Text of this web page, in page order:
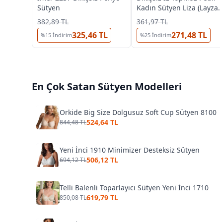
Sütyen
382,89 TL
%15 İndirim325,46 TL
Kadın Sütyen Liza (Layza)
18001
361,97 TL
%25 İndirim271,48 TL
En Çok Satan Sütyen Modelleri
Orkide Big Size Dolgusuz Soft Cup Sütyen 8100
844,48 TL524,64 TL
Yeni İnci 1910 Minimizer Desteksiz Sütyen
694,12 TL506,12 TL
Telli Balenli Toparlayıcı Sütyen Yeni İnci 1710
850,08 TL619,79 TL